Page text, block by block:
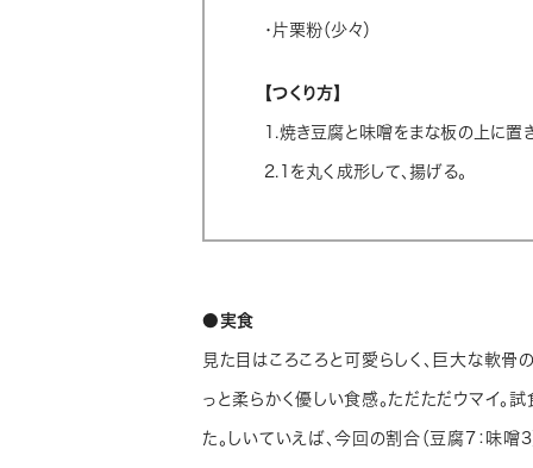
・片栗粉（少々）
【つくり方】
1.焼き豆腐と味噌をまな板の上に置
2.1を丸く成形して、揚げる。
●実食
見た目はころころと可愛らしく、巨大な軟骨
っと柔らかく優しい食感。ただただウマイ。
た。しいていえば、今回の割合（豆腐7：味